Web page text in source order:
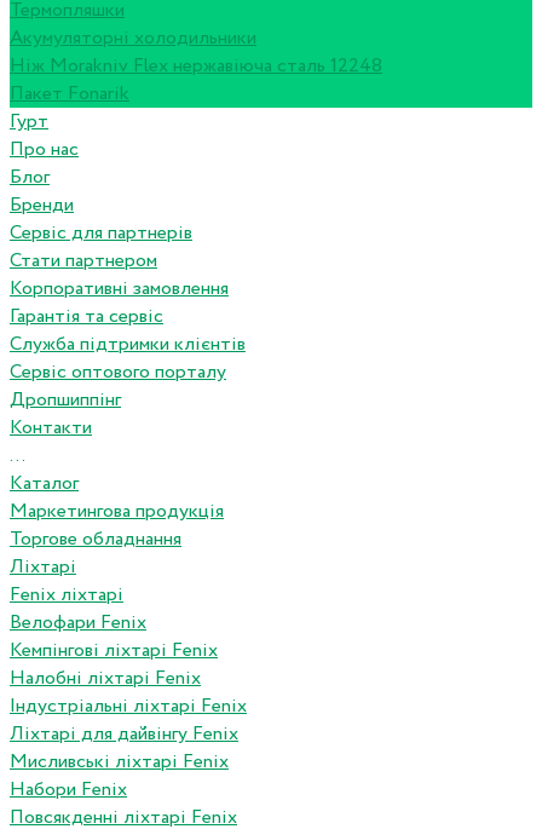
Термопляшки
Акумуляторні холодильники
Ніж Morakniv Flex нержавіюча сталь 12248
Пакет Fonarik
Гурт
Про нас
Блог
Бренди
Сервіс для партнерів
Стати партнером
Корпоративні замовлення
Гарантія та сервіс
Служба підтримки клієнтів
Сервіс оптового порталу
Дропшиппінг
Контакти
...
Каталог
Маркетингова продукція
Торгове обладнання
Ліхтарі
Fenix ліхтарі
Велофари Fenix
Кемпінгові ліхтарі Fenix
Налобні ліхтарі Fenix
Індустріальні ліхтарі Fenix
Ліхтарі для дайвінгу Fenix
Мисливські ліхтарі Fenix
Набори Fenix
Повсякденні ліхтарі Fenix